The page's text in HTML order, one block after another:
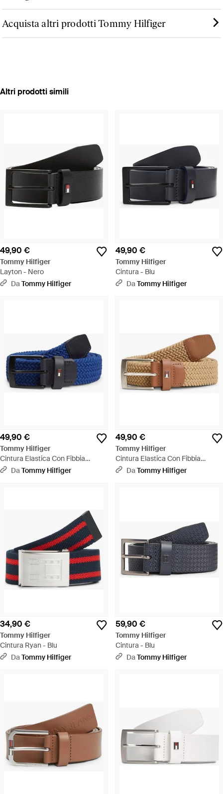
Acquista altri prodotti Tommy Hilfiger
Altri prodotti simili
49,90 €
Tommy Hilfiger
Layton - Nero
DaTommy Hilfiger
49,90 €
Tommy Hilfiger
Cintura - Blu
DaTommy Hilfiger
49,90 €
Tommy Hilfiger
Cintura Elastica Con Fibbia
Quadrata - Blu
DaTommy Hilfiger
49,90 €
Tommy Hilfiger
Cintura Elastica Con Fibbia
Quadrata - Multicolore
DaTommy Hilfiger
34,90 €
Tommy Hilfiger
Cintura Ryan - Blu
DaTommy Hilfiger
59,90 €
Tommy Hilfiger
Cintura - Blu
DaTommy Hilfiger